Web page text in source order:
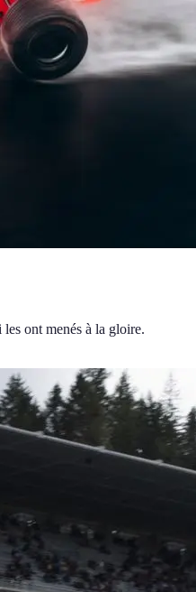
ont menés à la gloire.